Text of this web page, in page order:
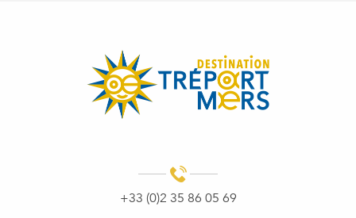
+33 (0)2 35 86 05 69